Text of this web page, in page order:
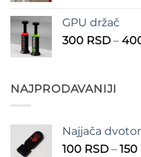
GPU držač
300 RSD –
NAJPRODAVANIJI
Najjača
100 RSD – 150